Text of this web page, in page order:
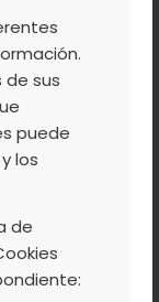
de sus
puede
los
de
os
semana y
los que os
e
en la
de los
lugar el
Luego
tierra de